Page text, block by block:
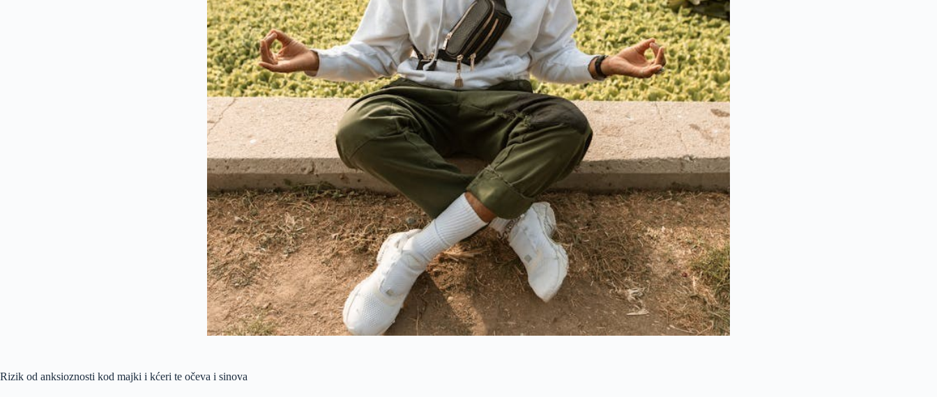
Rizik od anksioznosti kod majki i kćeri te očeva i sinova